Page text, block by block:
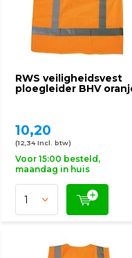
RWS veiligheidsvest
ploegleider BHV
10,20
(12,34 Incl. btw)
Voor 15:00 besteld,
maandag in huis